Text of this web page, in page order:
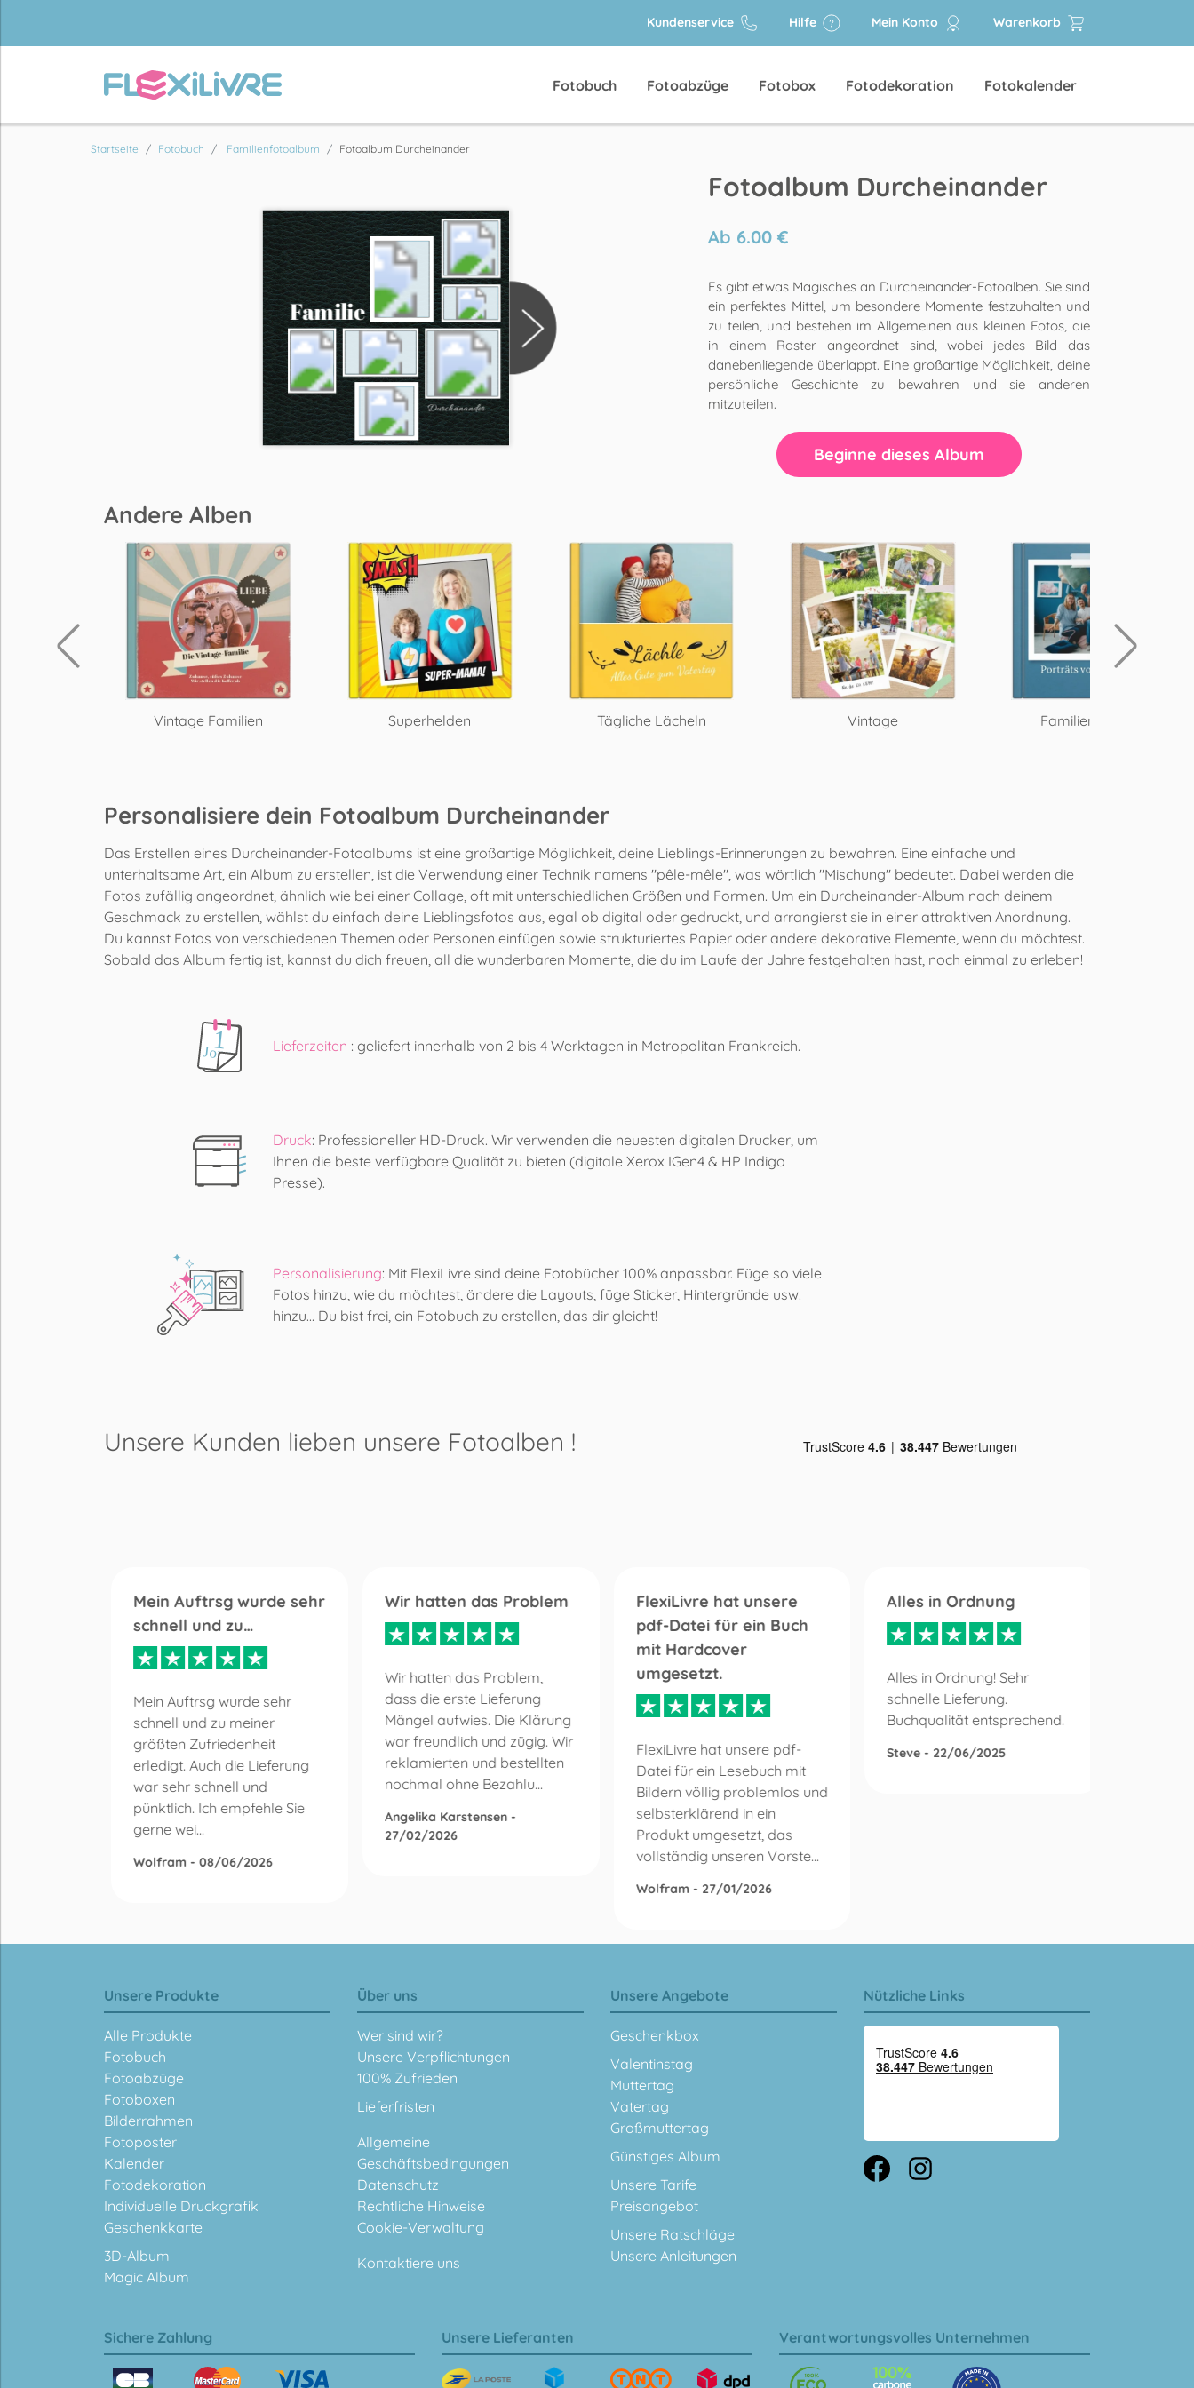
Kundenservice Hilfe Mein Konto Warenkorb
Fotobuch Fotoabzüge Fotobox Fotodekoration Fotokalender
Startseite Fotobuch Familienfotoalbum Fotoalbum Durcheinander
Fotoalbum Durcheinander
Ab 6.00 €
Es gibt etwas Magisches an Durcheinander-Fotoalben. Sie sind
ein perfektes Mittel, um besondere Momente festzuhalten und
zu teilen, und bestehen im Allgemeinen aus kleinen Fotos, die
in einem Raster angeordnet sind, wobei jedes Bild das
danebenliegende überlappt. Eine großartige Möglichkeit, deine
persönliche Geschichte zu bewahren und sie anderen
mitzuteilen.
Beginne dieses Album
Andere Alben
Vintage Familien Superhelden Tägliche Lächeln Vintage Familienporträts
Personalisiere dein Fotoalbum Durcheinander
Das Erstellen eines Durcheinander-Fotoalbums ist eine großartige Möglichkeit, deine Lieblings-Erinnerungen zu bewahren. Eine einfache und
unterhaltsame Art, ein Album zu erstellen, ist die Verwendung einer Technik namens "pêle-mêle", was wörtlich "Mischung" bedeutet. Dabei werden die
Fotos zufällig angeordnet, ähnlich wie bei einer Collage, oft mit unterschiedlichen Größen und Formen. Um ein Durcheinander-Album nach deinem
Geschmack zu erstellen, wählst du einfach deine Lieblingsfotos aus, egal ob digital oder gedruckt, und arrangierst sie in einer attraktiven Anordnung.
Du kannst Fotos von verschiedenen Themen oder Personen einfügen sowie strukturiertes Papier oder andere dekorative Elemente, wenn du möchtest.
Sobald das Album fertig ist, kannst du dich freuen, all die wunderbaren Momente, die du im Laufe der Jahre festgehalten hast, noch einmal zu erleben!
Lieferzeiten : geliefert innerhalb von 2 bis 4 Werktagen in Metropolitan Frankreich.
Druck: Professioneller HD-Druck. Wir verwenden die neuesten digitalen Drucker, um
Ihnen die beste verfügbare Qualität zu bieten (digitale Xerox IGen4 & HP Indigo
Presse).
Personalisierung: Mit FlexiLivre sind deine Fotobücher 100% anpassbar. Füge so viele
Fotos hinzu, wie du möchtest, ändere die Layouts, füge Sticker, Hintergründe usw.
hinzu... Du bist frei, ein Fotobuch zu erstellen, das dir gleicht!
Unsere Kunden lieben unsere Fotoalben !
Mein Auftrsg wurde sehr
schnell und zu…
Mein Auftrsg wurde sehr
schnell und zu meiner
größten Zufriedenheit
erledigt. Auch die Lieferung
war sehr schnell und
pünktlich. Ich empfehle Sie
gerne wei...
Wolfram - 08/06/2026
Wir hatten das Problem
Wir hatten das Problem,
dass die erste Lieferung
Mängel aufwies. Die Klärung
war freundlich und zügig. Wir
reklamierten und bestellten
nochmal ohne Bezahlu...
Angelika Karstensen -
27/02/2026
FlexiLivre hat unsere
pdf-Datei für ein Buch
mit Hardcover
umgesetzt.
FlexiLivre hat unsere pdf-
Datei für ein Lesebuch mit
Bildern völlig problemlos und
selbsterklärend in ein
Produkt umgesetzt, das
vollständig unseren Vorste...
Wolfram - 27/01/2026
Alles in Ordnung
Alles in Ordnung! Sehr
schnelle Lieferung.
Buchqualität entsprechend.
Steve - 22/06/2025
Unsere Produkte
Alle Produkte
Fotobuch
Fotoabzüge
Fotoboxen
Bilderrahmen
Fotoposter
Kalender
Fotodekoration
Individuelle Druckgrafik
Geschenkkarte
3D-Album
Magic Album
Über uns
Wer sind wir?
Unsere Verpflichtungen
100% Zufrieden
Lieferfristen
Allgemeine
Geschäftsbedingungen
Datenschutz
Rechtliche Hinweise
Cookie-Verwaltung
Kontaktiere uns
Unsere Angebote
Geschenkbox
Valentinstag
Muttertag
Vatertag
Großmuttertag
Günstiges Album
Unsere Tarife
Preisangebot
Unsere Ratschläge
Unsere Anleitungen
Nützliche Links
Sichere Zahlung Unsere Lieferanten Verantwortungsvolles Unternehmen